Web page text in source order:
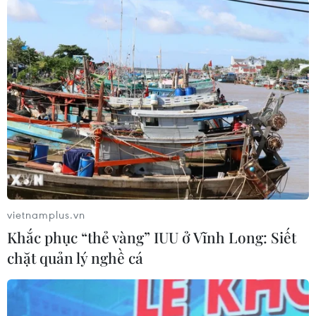
(Pháp) vào ngày 17/1/1899.
Tác phẩm mới của Nhà hát kịch Việt Nam.
vietnamplus.vn
Khắc phục “thẻ vàng” IUU ở Vĩnh Long: Siết
chặt quản lý nghề cá